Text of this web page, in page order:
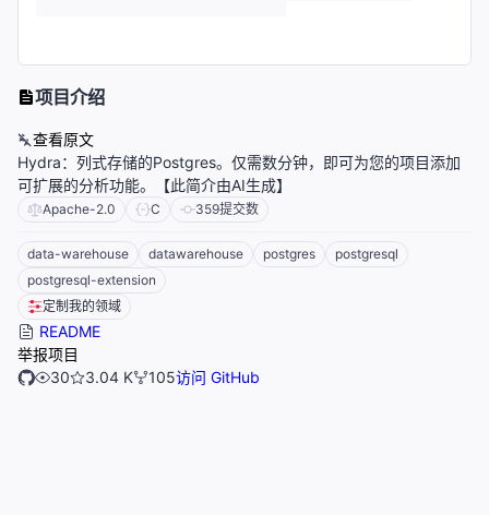
项目介绍
查看原文
Hydra：列式存储的Postgres。仅需数分钟，即可为您的项目添加
可扩展的分析功能。【此简介由AI生成】
Apache-2.0 C 359提交数
data-warehouse datawarehouse postgres
postgresql
postgresql-extension
定制我的领域
README
举报项目
30
3.04 K 105访问 GitHub